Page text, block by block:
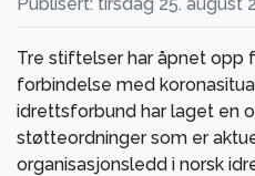
Tre stiftelser har åpnet opp
forbindelse med
idrettsforbund har laget en
støtteordninger som er
organisasjonsledd i norsk